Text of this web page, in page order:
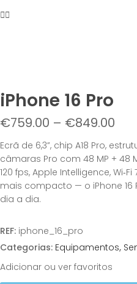
iPhone 16 Pro
€759.00 – €849.00
Ecrã de 6,3”, chip A18 Pro,
câmaras Pro com 48 MP + 48
120 fps, Apple Intelligence,
mais compacto — o iPhone
dia a dia.
REF: iphone_16_pro
Categorias: Equipamentos,
Adicionar ou ver favoritos